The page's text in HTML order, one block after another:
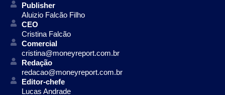
Publisher
Aluizio Falcão Filho
CEO
Cristina Falcão
Comercial
cristina@moneyreport.com.br
Redação
redacao@moneyreport.com.br
Editor-chefe
Lucas Andrade